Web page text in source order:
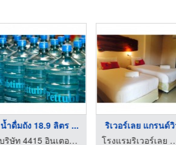
น้ำดื่มถัง 18.9 ลิตร ...
บริษัท 4415 อินเตอร์กรุ๊ป จำกัด
ริเวอร์เลย แกรนด์
โรงแรมริเวอ